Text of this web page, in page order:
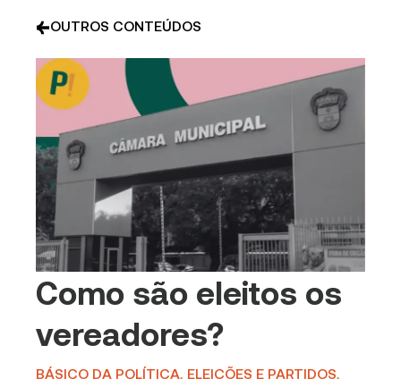
OUTROS CONTEÚDOS
Como são eleitos os
vereadores?
BÁSICO DA POLÍTICA ELEIÇÕES E PARTIDOS